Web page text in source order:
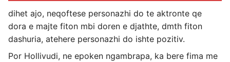
dihet ajo, neqoftese personazhi do te aktronte qe
dora e majte fiton mbi doren e djathte, dmth fiton
dashuria, atehere personazhi do ishte pozitiv.
Por Hollivudi, ne epoken ngambrapa, ka bere fima me